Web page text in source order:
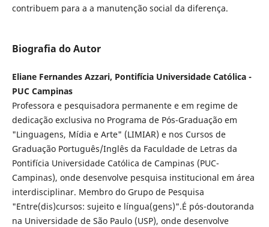
contribuem para a a manutenção social da diferença.
Biografia do Autor
Eliane Fernandes Azzari, Pontifícia Universidade Católica -
PUC Campinas
Professora e pesquisadora permanente e em regime de
dedicação exclusiva no Programa de Pós-Graduação em
"Linguagens, Mídia e Arte" (LIMIAR) e nos Cursos de
Graduação Português/Inglês da Faculdade de Letras da
Pontifícia Universidade Católica de Campinas (PUC-
Campinas), onde desenvolve pesquisa institucional em área
interdisciplinar. Membro do Grupo de Pesquisa
"Entre(dis)cursos: sujeito e língua(gens)".É pós-doutoranda
na Universidade de São Paulo (USP), onde desenvolve